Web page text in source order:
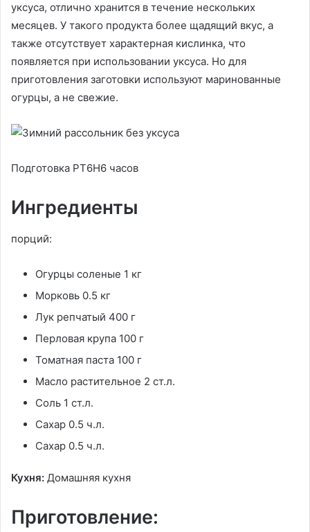
уксуса, отлично хранится в течение нескольких
месяцев. У такого продукта более щадящий вкус, а
также отсутствует характерная кислинка, что
появляется при использовании уксуса. Но для
приготовления заготовки используют маринованные
огурцы, а не свежие.
Подготовка PT6H6 часов
Ингредиенты
порций:
Огурцы соленые 1 кг
Морковь 0.5 кг
Лук репчатый 400 г
Перловая крупа 100 г
Томатная паста 100 г
Масло растительное 2 ст.л.
Соль 1 ст.л.
Сахар 0.5 ч.л.
Сахар 0.5 ч.л.
Кухня: Домашняя кухня
Приготовление: